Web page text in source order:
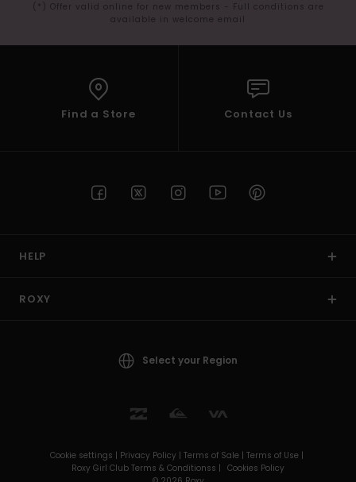
(*) Offer valid online for new members - Full conditions are
available in welcome email
Find a Store Contact Us
HELP
ROXY
Select your Region
Cookie settings | Privacy Policy | Terms of Sale | Terms of Use |
Roxy Girl Club Terms & Conditionss | Cookies Policy